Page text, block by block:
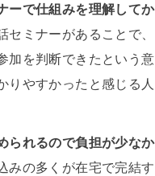
ーで仕組みを理解して
セミナーがあることで
加を判断できたという意
りやすかったと感じる
られるので負担が少な
みの多くが在宅で完結